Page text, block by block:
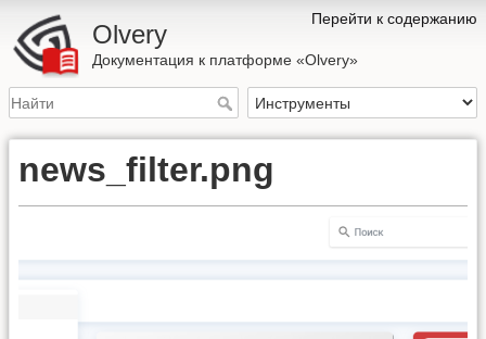
Перейти к содержанию
Olvery
Документация к платформе «Olvery»
news_filter.png